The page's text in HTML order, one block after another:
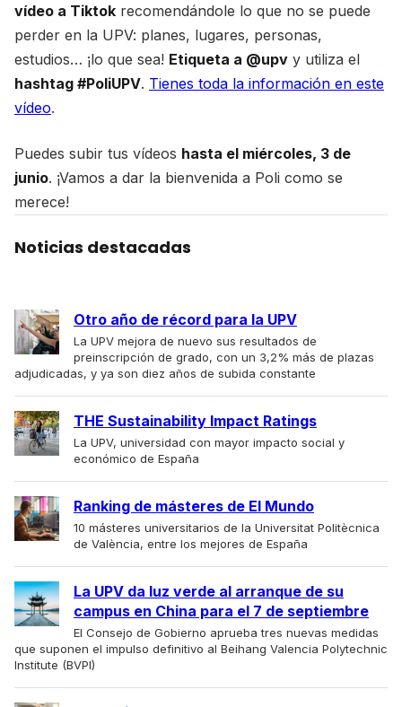
vídeo a Tiktok recomendándole lo que no se puede
perder en la UPV: planes, lugares, personas,
estudios… ¡lo que sea! Etiqueta a @upv y utiliza el
hashtag #PoliUPV. Tienes toda la información en este
vídeo.
Puedes subir tus vídeos hasta el miércoles, 3 de
junio. ¡Vamos a dar la bienvenida a Poli como se
merece!
Noticias destacadas
Otro año de récord para la UPV
La UPV mejora de nuevo sus resultados de
preinscripción de grado, con un 3,2% más de plazas
adjudicadas, y ya son diez años de subida constante
THE Sustainability Impact Ratings
La UPV, universidad con mayor impacto social y
económico de España
Ranking de másteres de El Mundo
10 másteres universitarios de la Universitat Politècnica
de València, entre los mejores de España
La UPV da luz verde al arranque de su
campus en China para el 7 de septiembre
El Consejo de Gobierno aprueba tres nuevas medidas
que suponen el impulso definitivo al Beihang Valencia Polytechnic
Institute (BVPI)